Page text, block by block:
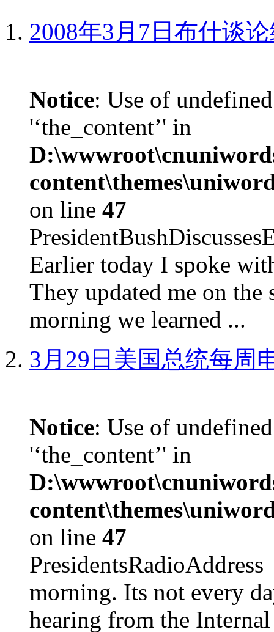
2008年3月7日布什谈
Notice: Use of
'‘the_content’' in
on line 47
Earlier today I spoke
They updated me on the
morning we learned ...
3月29日美国总统每周
Notice: Use of
'‘the_content’' in
on line 47
morning. Its not every
hearing from the